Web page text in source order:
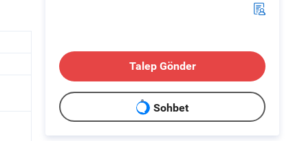
Talep Gönder
Sohbet